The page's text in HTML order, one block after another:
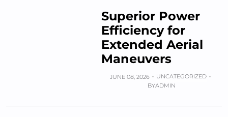
Superior Power
Efficiency for
Extended Aerial
Maneuvers
JUNE 08, 2026
UNCATEGORIZED
BYADMIN